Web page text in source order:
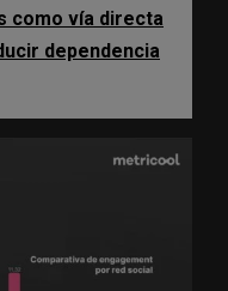
como vía directa
dependencia